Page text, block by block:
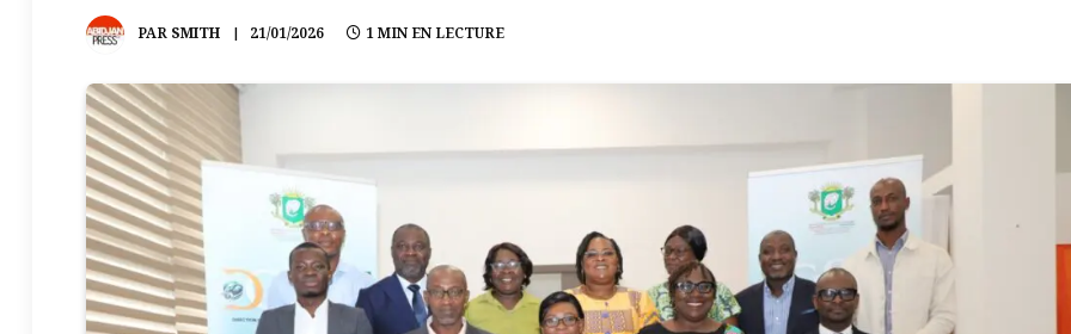
PAR SMITH 21/01/2026 1 MIN EN LECTURE